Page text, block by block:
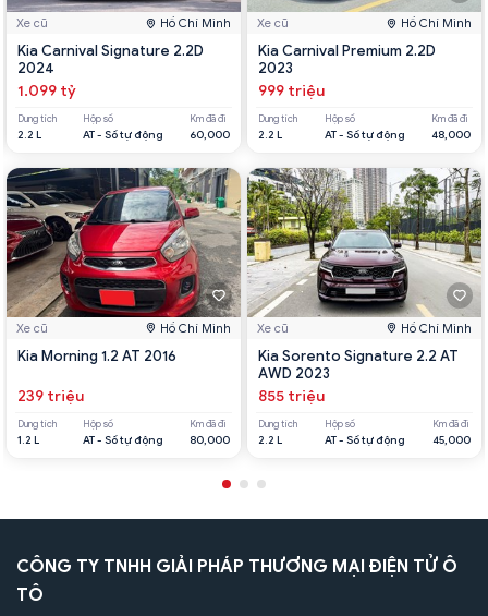
Xe cũ Hồ Chí Minh
Kia Carnival Signature 2.2D
2024
1.099 tỷ
Dung tích
2.2 L
Hộp số
AT - Số tự động
Km đã đi
60,000
Xe cũ Hồ Chí Minh
Kia Morning 1.2 AT 2016
239 triệu
Dung tích
1.2 L
Hộp số
AT - Số tự động
Km đã đi
80,000
Xe cũ Hồ Chí Minh
Kia Carnival Premium 2.2D
2023
999 triệu
Dung tích
2.2 L
Hộp số
AT - Số tự động
Km đã đi
48,000
Xe cũ Hồ Chí Minh
Kia Sorento Signature 2.2 AT
AWD 2023
855 triệu
Dung tích
2.2 L
Hộp số
AT - Số tự động
Km đã đi
45,000
CÔNG TY TNHH GIẢI PHÁP THƯƠNG MẠI ĐIỆN TỬ Ô
TÔ